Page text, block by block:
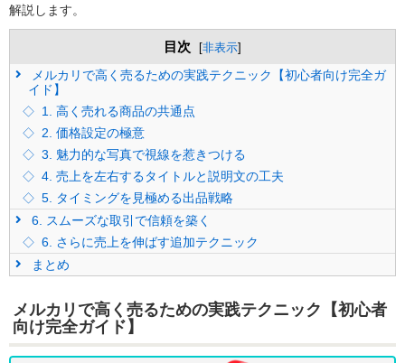
解説します。
目次 [非表示]
メルカリで高く売るための実践テクニック【初心者向け完全ガ
イド】
1. 高く売れる商品の共通点
2. 価格設定の極意
3. 魅力的な写真で視線を惹きつける
4. 売上を左右するタイトルと説明文の工夫
5. タイミングを見極める出品戦略
6. スムーズな取引で信頼を築く
6. さらに売上を伸ばす追加テクニック
まとめ
メルカリで高く売るための実践テクニック【初心者
向け完全ガイド】